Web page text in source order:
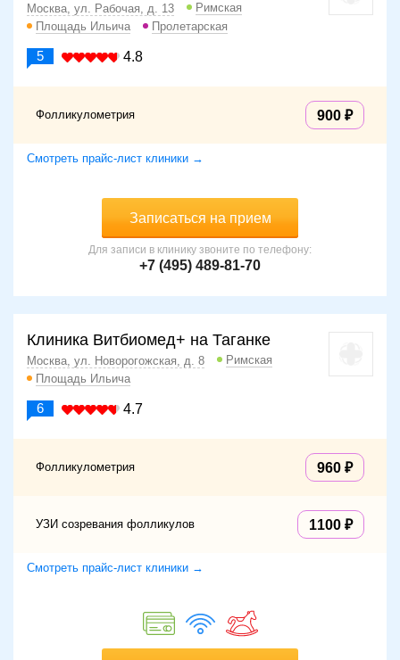
Москва, ул. Рабочая, д. 13
Римская
Площадь Ильича
Пролетарская
5 4.8
Фолликулометрия 900
Смотреть прайс-лист клиники →
Записаться на прием
Для записи в клинику звоните по телефону:
+7 (495) 489-81-70
Клиника Витбиомед+ на Таганке
Москва, ул. Новорогожская, д. 8
Римская
Площадь Ильича
6 4.7
Фолликулометрия 960
УЗИ созревания фолликулов 1100
Смотреть прайс-лист клиники →